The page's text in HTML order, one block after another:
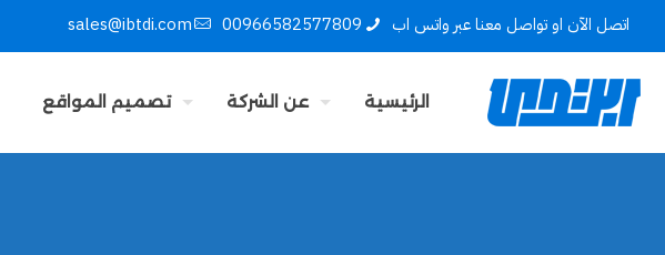
اتصل الآن او تواصل معنا عبر واتس اب 00966582577809
sales@ibtdi.com
الرئيسية عن الشركة تصميم المواقع